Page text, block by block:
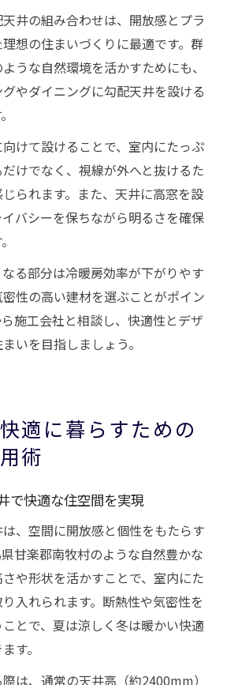
井の組み合わせは、開放感とプラ
想の住まいづくりに最適です。群
うな自然環境を活かすためにも、
やダイニングに勾配天井を設ける
けて設けることで、室内にたっぷ
けでなく、視線が外へと抜けるた
られます。また、天井に高窓を設
バシーを保ちながら明るさを確保
る部分は冷暖房効率が下がりやす
性の高い建材を選ぶことがポイン
施工会社と相談し、快適性とデザ
いを目指しましょう。
適に暮らすための
術
で快適な住空間を実現
、空間に開放感と個性をもたらす
甘楽郡南牧村のような自然豊かな
や形状を活かすことで、室内にた
入れられます。断熱性や気密性を
とで、夏は涼しく冬は暖かい快適
す。
は、通常の天井高（約2400mm）